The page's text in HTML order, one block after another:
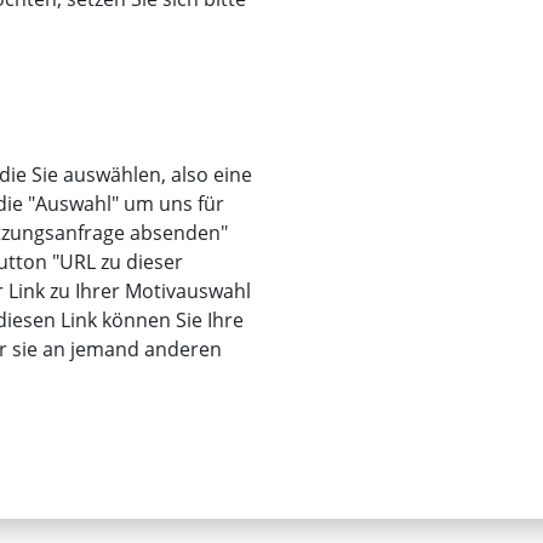
Sie auswählen, also eine
"Auswahl" um uns für
absenden"
"URL zu dieser
zu Ihrer Motivauswahl
Link können Sie Ihre
sie an jemand anderen